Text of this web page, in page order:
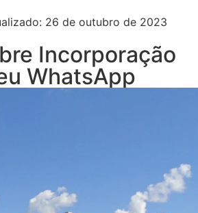
26 de outubro de 2023
Incorporação
WhatsApp